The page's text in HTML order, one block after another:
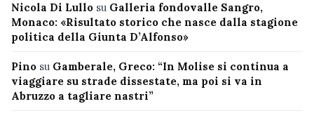
Nicola Di Lullo su Galleria fondovalle Sangro,
Monaco: «Risultato storico che nasce dalla stagione
politica della Giunta D’Alfonso»
Pino su Gamberale, Greco: “In Molise si continua a
viaggiare su strade dissestate, ma poi si va in
Abruzzo a tagliare nastri”